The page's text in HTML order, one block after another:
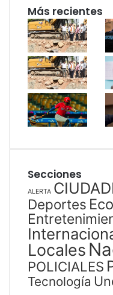
Más recientes
Secciones
ALERTA
Deportes
Locales
POLICIALES
Tecnología